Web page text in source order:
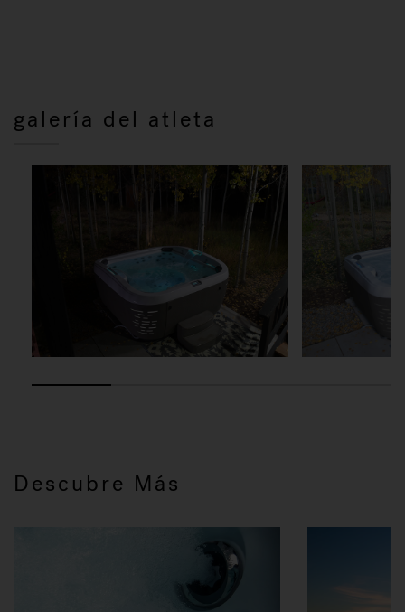
galería del atleta
Descubre Más